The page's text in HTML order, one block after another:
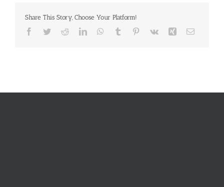
Share This Story, Choose Your Platform!
Facebook
TwitterRedditLinkedInWhatsApp
Tumblr Pinterest
Vk Xing E-